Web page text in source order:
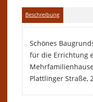
Beschreibung
Schönes
für die Errichtung
Plattlinger Straße,